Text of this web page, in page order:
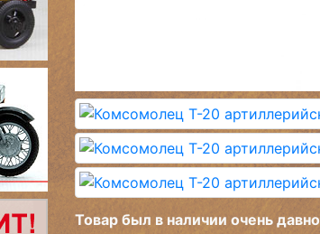
Товар был в наличии очень давно